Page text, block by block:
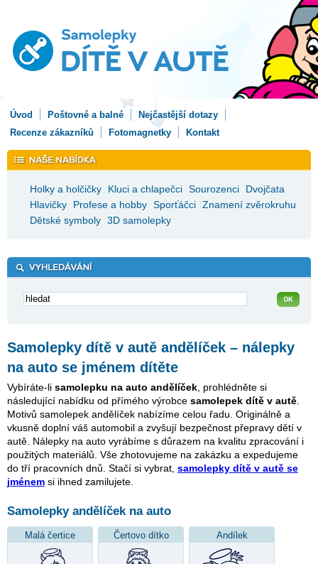
Úvod Poštovné a balné
Nejčastější dotazy
Recenze zákazníků
Fotomagnetky Kontakt
Holky a holčičky Kluci a chlapečci Sourozenci
Dvojčata
Hlavičky
Profese a hobby Sporťáčci Znamení zvěrokruhu
Dětské symboly 3D samolepky
Samolepky dítě v autě andělíček – nálepky
na auto se jménem dítěte
Vybíráte-li samolepku na auto andělíček , prohlédněte si
následující nabídku od přímého výrobce samolepek dítě v autě
Motivů samolepek andělíček nabízíme celou řadu. Originálně a
vkusně doplní váš automobil a zvyšují bezpečnost přepravy dětí v
autě. Nálepky na auto vyrábíme s důrazem na kvalitu zpracování i
použitých materiálů. Vše zhotovujeme na zakázku a expedujeme
do tří pracovních dnů. Stačí si vybrat, samolepky dítě v autě se
jménem si ihned zamilujete.
Samolepky andělíček na auto
Malá čertice Čertovo dítko Andílek